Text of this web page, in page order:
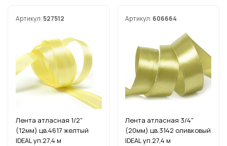
Артикул: 527512
Лента атласная 1/2"
(12мм) цв.4617 желтый
IDEAL уп.27,4 м
Артикул: 606664
Лента атласная 3/4"
(20мм) цв.3142 оливковый
IDEAL уп.27,4 м